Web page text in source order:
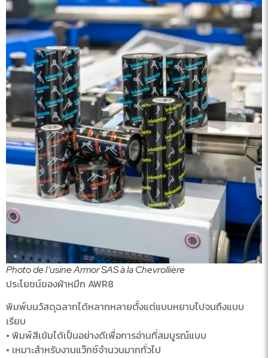
Photo de l’usine Armor SAS à la Chevrollière
ประโยชน์ของผ้าหมึก AWR8
พิมพ์บนวัสดุฉลากได้หลากหลายตั้งแต่แบบหยาบไปจนถึงแบบ
เรียบ
• พิมพ์สีเข้มได้เป็นอย่างดีเพื่อการอ่านที่สมบูรณ์แบบ
• เหมาะสำหรับงานแว๊กซ์จำนวนมากทั่วไป